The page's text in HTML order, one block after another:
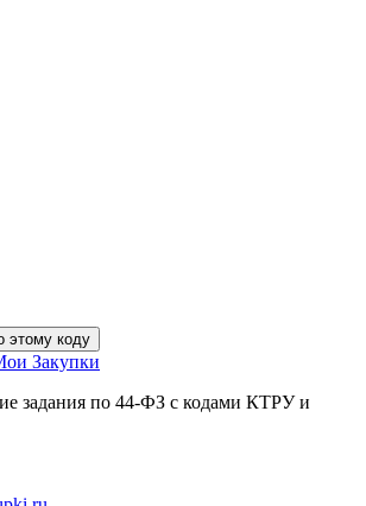
этому коду
задания по 44-ФЗ с кодами КТРУ и